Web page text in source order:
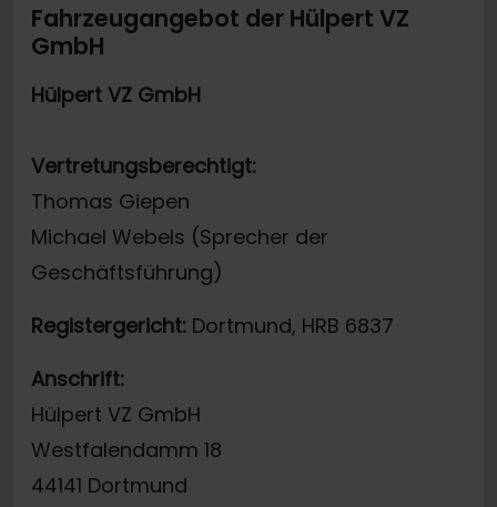
Fahrzeugangebot der Hülpert VZ
GmbH
Hülpert VZ GmbH
Vertretungsberechtigt:
Thomas Giepen
Michael Webels (Sprecher der
Geschäftsführung)
Registergericht: Dortmund, HRB 6837
Anschrift:
Hülpert VZ GmbH
Westfalendamm 18
44141 Dortmund